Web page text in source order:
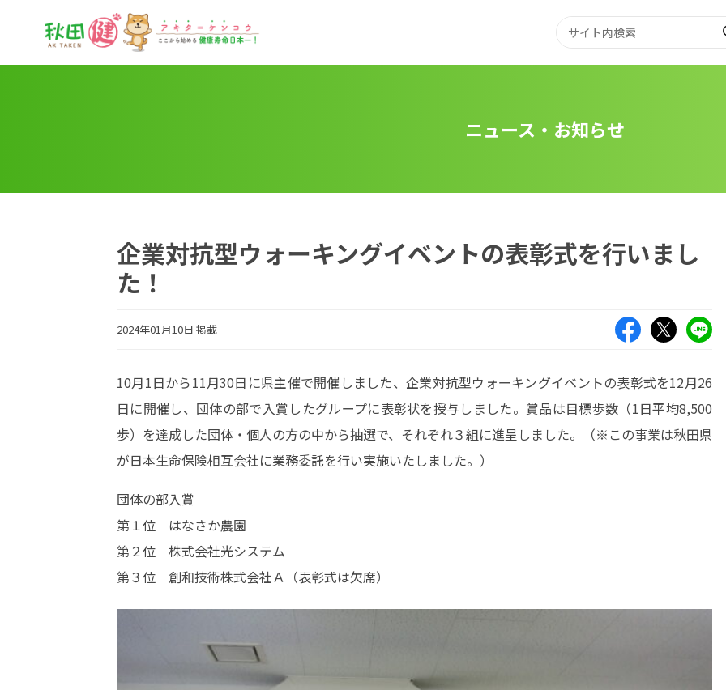
ニュース・お知らせ
企業対抗型ウォーキングイベントの表彰式を行いまし
た！
2024年01月10日 掲載
Facebook X（旧Twitter
10月1日から11月30日に県主催で開催しました、企業対抗型ウォーキングイベントの表彰式を12月26
日に開催し、団体の部で入賞したグループに表彰状を授与しました。賞品は目標歩数（1日平均8,500
歩）を達成した団体・個人の方の中から抽選で、それぞれ３組に進呈しました。（※この事業は秋田県
が日本生命保険相互会社に業務委託を行い実施いたしました。）
団体の部入賞
第１位 はなさか農園
第２位 株式会社光システム
第３位 創和技術株式会社Ａ（表彰式は欠席）